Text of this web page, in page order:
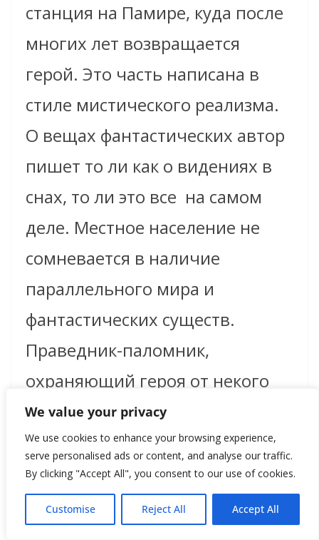
We value your privacy
We use cookies to enhance your browsing experience,
serve personalised ads or content, and analyse our traffic.
By clicking "Accept All", you consent to our use of cookies.
Customise Reject All Accept All
станция на Памире, куда после
многих лет возвращается
герой. Это часть написана в
стиле мистического реализма.
О вещах фантастических автор
пишет то ли как о видениях в
снах, то ли это все на самом
деле. Местное население не
сомневается в наличие
параллельного мира и
фантастических существ.
Праведник-паломник,
охраняющий героя от некого
таинственного и свирепого
монстра;
– Иерусалим – город, где жил